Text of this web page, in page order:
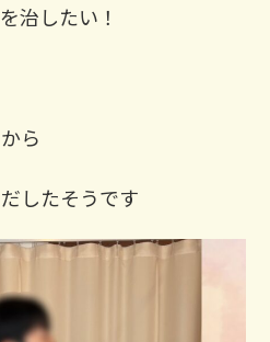
治したい！
ら
したそうです